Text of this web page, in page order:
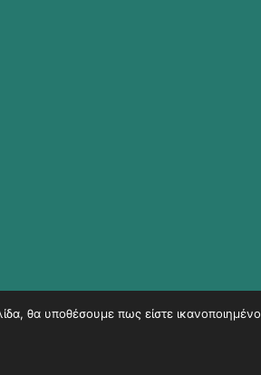
θα υποθέσουμε πως είστε